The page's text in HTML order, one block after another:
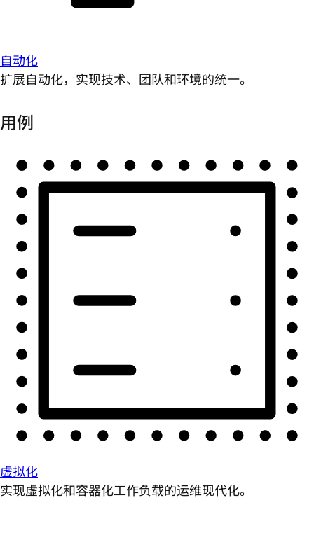
自动化
扩展自动化，实现技术、团队和环境的统一。
用例
虚拟化
实现虚拟化和容器化工作负载的运维现代化。